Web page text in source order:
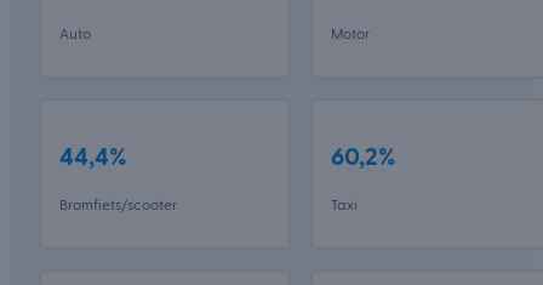
Auto Motor
44,4%
Bromfiets/scooter
60,2%
Taxi